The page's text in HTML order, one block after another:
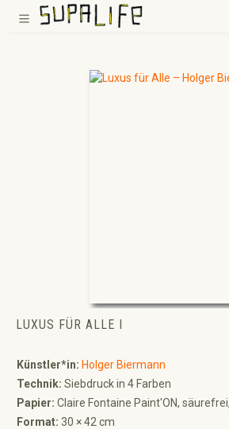
Zum Hauptinhalt springen
LUXUS FÜR ALLE I
Künstler*in: Holger Biermann
Technik: Siebdruck in 4 Farben
Papier: Claire Fontaine Paint'ON,
Format: 30 × 42 cm